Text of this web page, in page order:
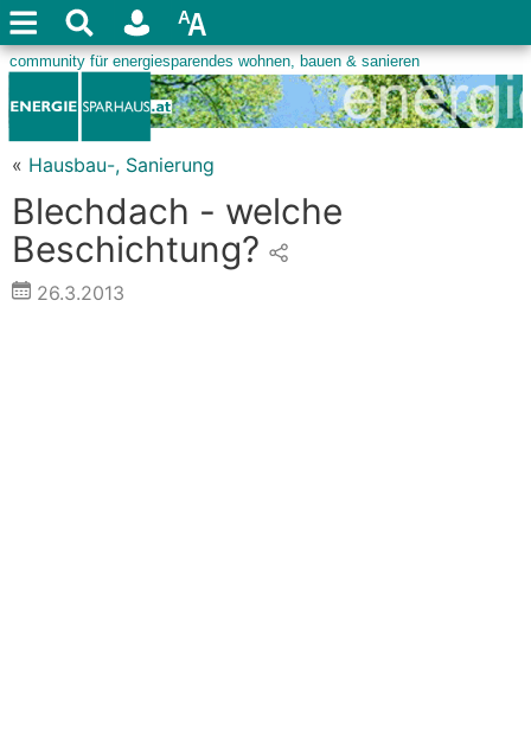
« Hausbau-, Sanierung
Blechdach - welche
Beschichtung?
26.3.2013